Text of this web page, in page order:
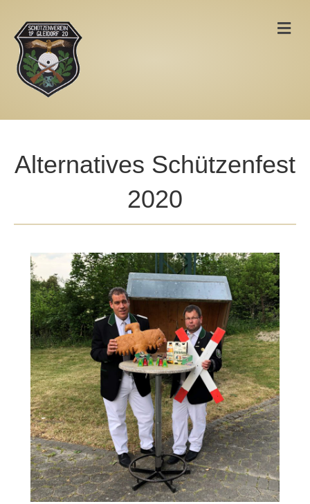
Alternatives Schützenfest
2020